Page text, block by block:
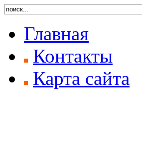
Главная
Контакты
Карта сайта